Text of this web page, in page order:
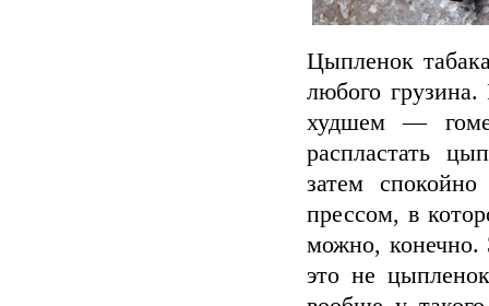
Цыпленок
любого
худшем —
распластать
затем
прессом, в
можно, конечно.
это не